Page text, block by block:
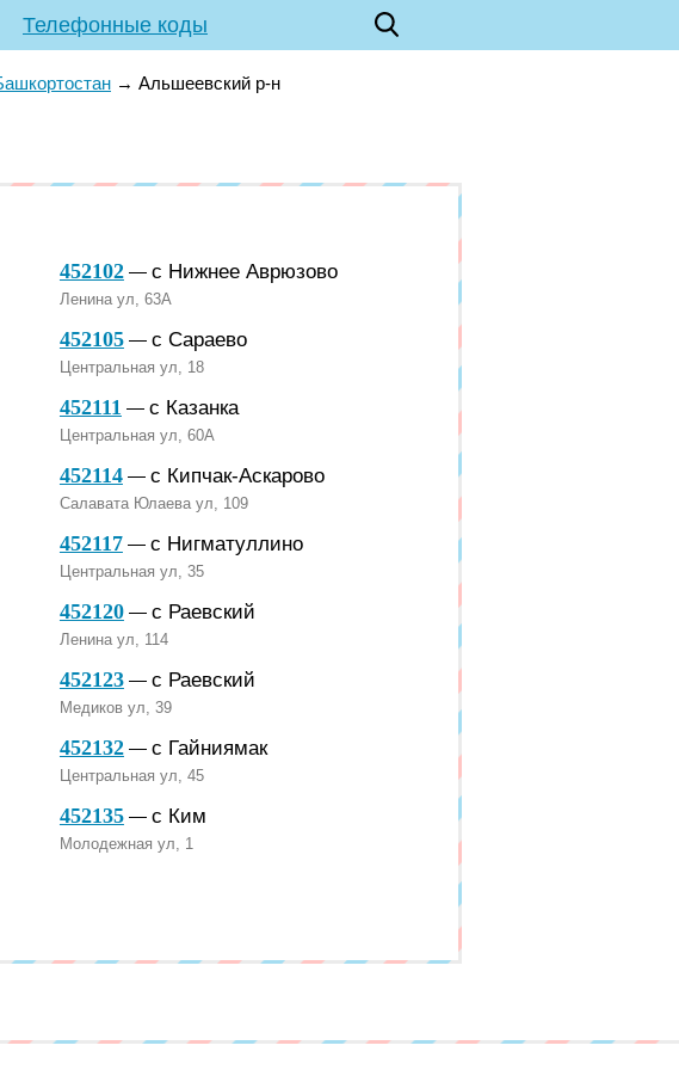
Телефонные коды
→ Альшеевский р-н
452102— с Нижнее Аврюзово
Ленина ул, 63А
452105— с Сараево
Центральная ул, 18
452111 — с Казанка
Центральная ул, 60А
452114— с Кипчак-Аскарово
Салавата Юлаева ул, 109
452117— с Нигматуллино
Центральная ул, 35
452120— с Раевский
Ленина ул, 114
452123— с Раевский
Медиков ул, 39
452132— с Гайниямак
Центральная ул, 45
452135— с Ким
Молодежная ул, 1